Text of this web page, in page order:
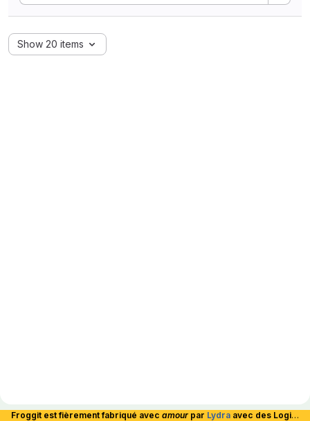
Show 20 items
Froggit est fièrement fabriqué avec amour par Lydra avec des Logiciels Libres et hébergé en